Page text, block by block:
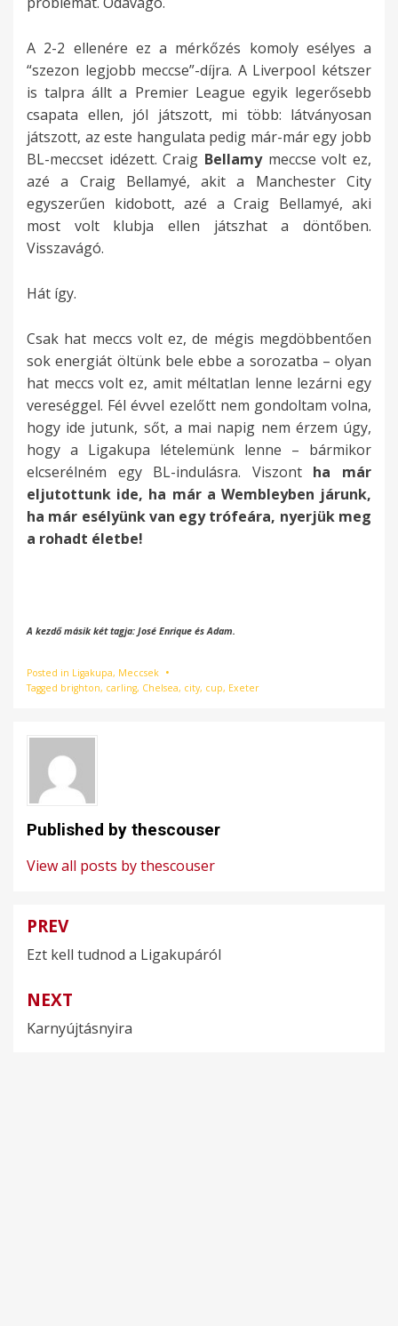
A 2-2 ellenére ez a mérkőzés komoly esélyes a
“szezon legjobb meccse”-díjra. A Liverpool kétszer
is talpra állt a Premier League egyik legerősebb
csapata ellen, jól játszott, mi több: látványosan
játszott, az este hangulata pedig már-már egy jobb
BL-meccset idézett. Craig Bellamymeccse volt ez,
azé a Craig Bellamyé, akit a Manchester City
egyszerűen kidobott, azé a Craig Bellamyé, aki
most volt klubja ellen játszhat a döntőben.
Visszavágó.
Hát így.
Csak hat meccs volt ez, de mégis megdöbbentően
sok energiát öltünk bele ebbe a sorozatba – olyan
hat meccs volt ez, amit méltatlan lenne lezárni egy
vereséggel. Fél évvel ezelőtt nem gondoltam volna,
hogy ide jutunk, sőt, a mai napig nem érzem úgy,
hogy a Ligakupa lételemünk lenne – bármikor
elcserélném egy BL-indulásra. Viszont ha már
eljutottunk ide, ha már a Wembleyben járunk,
ha már esélyünk van egy trófeára, nyerjük meg
a rohadt életbe!
A kezdő másik két tagja: José Enrique és Adam.
Posted in Ligakupa, Meccsek
Tagged brighton, carling, Chelsea, city, cup, Exeter
Published by thescouser
View all posts by thescouser
Bejegyzés
navigáció
PREV
Ezt kell tudnod a Ligakupáról
NEXT
Karnyújtásnyira